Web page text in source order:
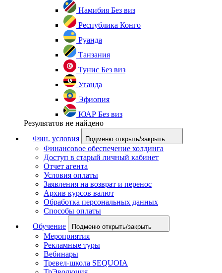
Намибия Без виз
Республика Конго
Руанда
Танзания
Тунис Без виз
Уганда
Эфиопия
ЮАР Без виз
Результатов не найдено
Фин. условия
Подменю открыть/закрыть
Финансовое обеспечение холдинга
Доступ в старый личный кабинет
Отчет агента
Условия оплаты
Заявления на возврат и перенос
Архив курсов валют
Обработка персональных данных
Способы оплаты
Обучение
Подменю открыть/закрыть
Мероприятия
Рекламные туры
Вебинары
Тревел-школа SEQUOIA